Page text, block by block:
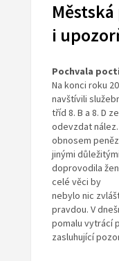
i
Pochvala
Na konci roku
navštívili
tříd 8. B a 8. D
odevzdat
obnosem
jinými
doprovodila
celé věci by
nebylo nic
pravdou. V
pomalu vytrácí
zasluhující